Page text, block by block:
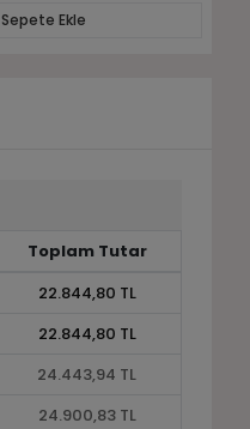
Sepete Ekle
Toplam Tutar
22.844,80 TL
22.844,80 TL
24.443,94 TL
24.900,83 TL